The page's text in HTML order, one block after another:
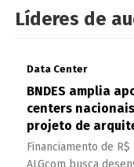
Líderes de
Data Center
BNDES amplia
centers
projeto de
Financiamento de
ALGcom busca